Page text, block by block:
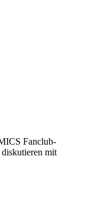
Fanclub-
mit